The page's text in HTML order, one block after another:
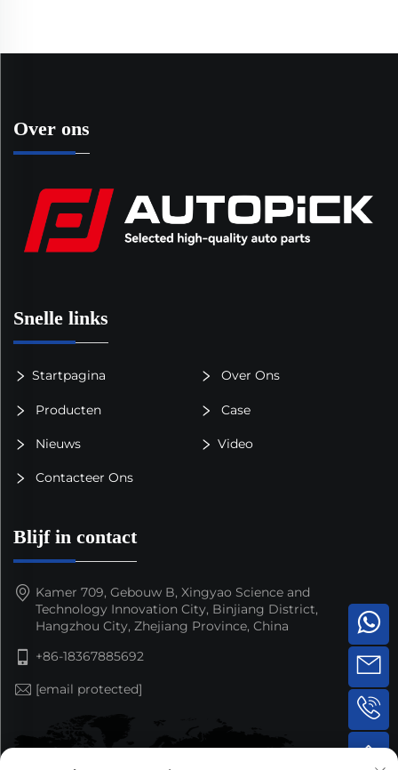
Over ons
Snelle links
Startpagina Over Ons
Producten Case
Nieuws Video
Contacteer Ons
Blijf in contact
Kamer 709, Gebouw B, Xingyao Science and
Technology Innovation City, Binjiang District,
Hangzhou City, Zhejiang Province, China
+86-18367885692
[email protected]